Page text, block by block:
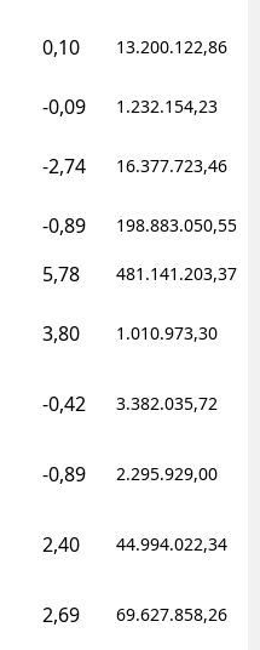
0,10 13.200.122,86
-0,09 1.232.154,23
-2,74 16.377.723,46
-0,89 198.883.050,55
5,78 481.141.203,37
3,80 1.010.973,30
-0,42 3.382.035,72
-0,89 2.295.929,00
2,40 44.994.022,34
2,69 69.627.858,26